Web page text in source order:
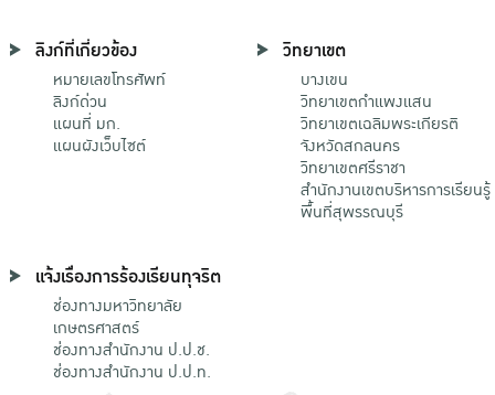
ลิงก์ที่เกี่ยวข้อง
หมายเลขโทรศัพท์
ลิงก์ด่วน
แผนที่ มก.
แผนผังเว็บไซต์
วิทยาเขต
บางเขน
วิทยาเขตกําแพงแสน
วิทยาเขตเฉลิมพระเกียรติ
จังหวัดสกลนคร
วิทยาเขตศรีราชา
สำนักงานเขตบริหารการเรียนรู้
พื้นที่สุพรรณบุรี
แจ้งเรื่องการร้องเรียนทุจริต
ช่องทางมหาวิทยาลัย
เกษตรศาสตร์
ช่องทางสำนักงาน ป.ป.ช.
ช่องทางสำนักงาน ป.ป.ท.